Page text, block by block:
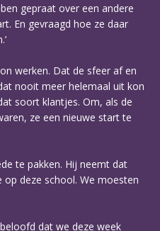
gepraat over een andere
En gevraagd hoe ze daar
werken. Dat de sfeer af en
nooit meer helemaal uit kon
soort klantjes. Om, als de
ze een nieuwe start te
te pakken. Hij neemt dat
deze school. We moesten
dat we deze week